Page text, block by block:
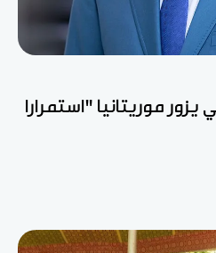
موريتانيا "استمرارا